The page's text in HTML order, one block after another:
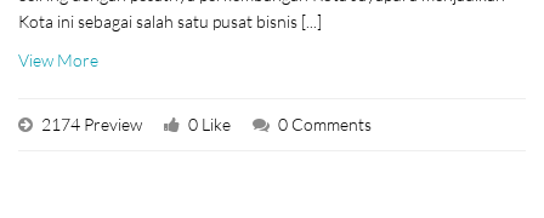
Kota ini sebagai salah satu pusat bisnis [...]
View More
2174 Preview 0 Like 0 Comments